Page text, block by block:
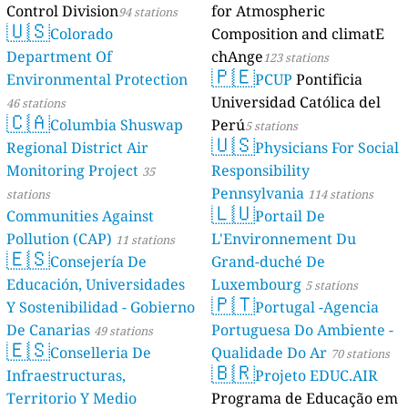
Control Division94 stations
🇺🇸Colorado
Department Of
Environmental Protection
46 stations
🇨🇦Columbia Shuswap
Regional District Air
Monitoring Project 35
stations
Communities Against
Pollution (CAP) 11 stations
🇪🇸Consejería De
Educación, Universidades
Y Sostenibilidad - Gobierno
De Canarias 49 stations
🇪🇸Conselleria De
Infraestructuras,
Territorio Y Medio
for Atmospheric
Composition and climatE
chAnge123 stations
🇵🇪PCUP Pontificia
Universidad Católica del
Perú5 stations
🇺🇸Physicians For Social
Responsibility
Pennsylvania 114 stations
🇱🇺Portail De
L'Environnement Du
Grand-duché De
Luxembourg 5 stations
🇵🇹Portugal -Agencia
Portuguesa Do Ambiente -
Qualidade Do Ar 70 stations
🇧🇷Projeto EDUC.AIR
Programa de Educação em